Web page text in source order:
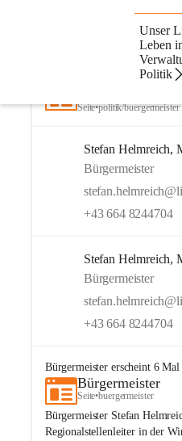
Unser
Leben
Politik
Artikel
Seite•politik/buergermeister
Stefan Helmreich,
Bürgermeister
+43 664 8244704
Stefan Helmreich,
Bürgermeister
+43 664 8244704
Bürgermeister erscheint 6Mal
Bürgermeister
Seite•buergermeister
Bürgermeister Stefan
Regionalstellenleiter in der